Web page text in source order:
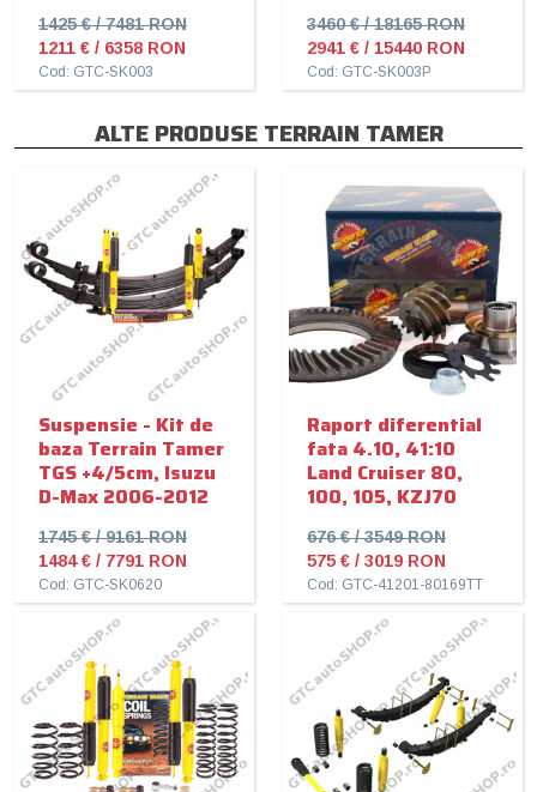
1425 € / 7481 RON
1211 € / 6358 RON
Cod: GTC-SK003
3460 € / 18165 RON
2941 € / 15440 RON
Cod: GTC-SK003P
ALTE PRODUSE TERRAIN TAMER
Suspensie - Kit de
baza Terrain Tamer
TGS +4/5cm, Isuzu
D-Max 2006-2012
1745 € / 9161 RON
1484 € / 7791 RON
Cod: GTC-SK0620
Raport diferential
fata 4.10, 41:10
Land Cruiser 80,
100, 105, KZJ70
676 € / 3549 RON
575 € / 3019 RON
Cod: GTC-41201-80169TT